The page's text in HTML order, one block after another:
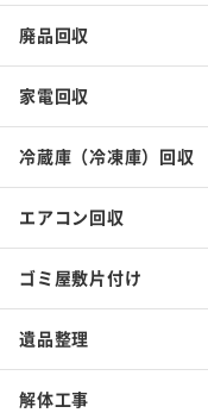
廃品回収
家電回収
冷蔵庫（冷凍庫）回収
エアコン回収
ゴミ屋敷片付け
遺品整理
解体工事